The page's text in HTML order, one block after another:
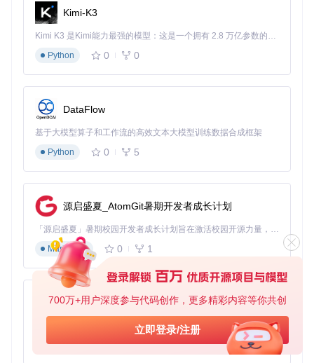
700万+用户深度参与代码创作，更多精彩内容等你共创
立即登录/注册
家定期修改游戏密码，避免在公共电脑上使用该工具。初次使
用时，可先在小号上进行测试，确认稳定性后再用于主号。
[版本适配提醒]：关注游戏更新影响
录下的识别图片是否需要更新，以确保工具能够正常识别游戏
界面。遇到游戏更新时，建议先暂停使用工具，等待脚本适配
后再启动。
通过合理使用yysScript，玩家可以在减少重复操作的同时，更
好地享受阴阳师游戏带来的乐趣。记住，辅助工具只是提升游
戏体验的手段，保持健康的游戏习惯才是长久享受游戏的关
yysScript
阴阳师脚本 支持御魂副本 双开
项目地址：https://gitcode.com/gh_mirrors/yy/yysScript
Kimi-K3
Kimi K3 是Kimi能力最强的模型：这是一个拥有 2.8 万亿参数的混合专家（MoE）模型，具备原生视觉理解能力，并支持 100 万 token 的上下文窗口。
Python
0 0
DataFlow
基于大模型算子和工作流的高效文本大模型训练数据合成框架
Python
0 5
源启盛夏_AtomGit暑期开发者成长计划
「源启盛夏」暑期校园开发者成长计划旨在激活校园开源力量，通过积分激励、认证扶持、资源倾斜等形式，引导高校组织和开发者完成「入驻 — 建项目 — 做贡献 — 获认证 — 得资源」的完整闭环。无论你是想带领社团入驻平台的组织者，还是希望用代码贡献证明自己的开发者，都能在这里找到属于你的成长路径。
Markdown
0 1
py-xiaozhi
基于Python的Xiaozhi AI，适用于想要完整Xiaozhi体验而无需拥有专用硬件的用户。
Python
0 1